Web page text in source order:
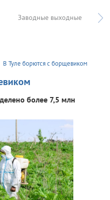
Заводные выходные
В Туле борются с борщевиком
более 7,5 млн